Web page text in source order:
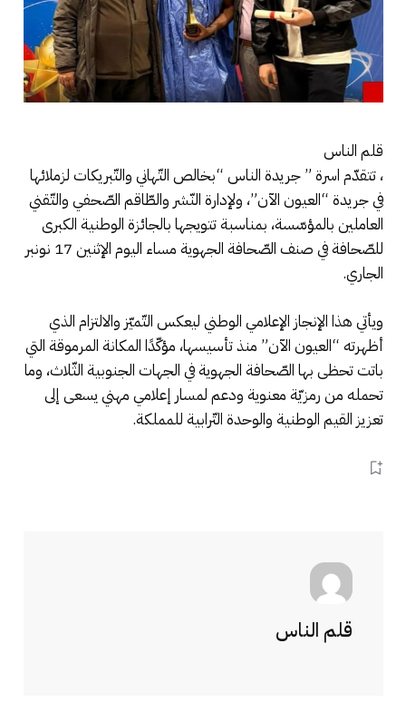
قلم الناس
، تتقدّم اسرة ” جريدة الناس “بخالص التّهاني والتّبريكات لزملائها
في جريدة “العيون الآن”، ولإدارة النّشر والطّاقم الصّحفي والتّقني
العاملين بالمؤسّسة، بمناسبة تتويجها بالجائزة الوطنية الكبرى
للصّحافة في صنف الصّحافة الجهوية مساء اليوم الإثنين 17 نونبر
الجاري.
ويأتي هذا الإنجاز الإعلامي الوطني ليعكس التّميّز والالتزام الذي
أظهرته “العيون الآن” منذ تأسيسها، مؤكّدًا المكانة المرموقة التي
باتت تحظى بها الصّحافة الجهوية في الجهات الجنوبية الثّلاث، وما
تحمله من رمزيّة معنوية ودعم لمسار إعلامي مهني يسعى إلى
تعزيز القيم الوطنية والوحدة التّرابية للمملكة.
قلم الناس